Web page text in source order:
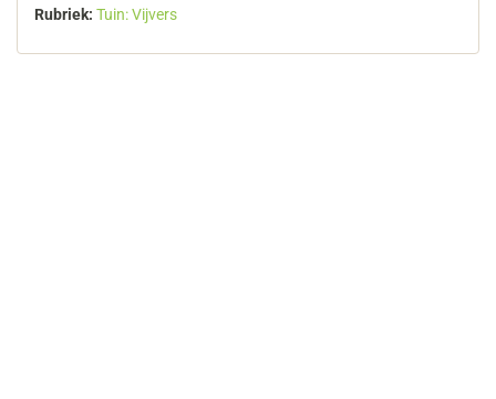
Rubriek: Tuin: Vijvers